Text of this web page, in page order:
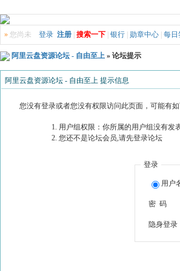
» 您尚未 登录 注册 搜索一下 银行 勋章中心 每日
阿里云盘资源论坛 - 自由至上 » 论坛提示
阿里云盘资源论坛 - 自由至上 提示信息
您没有登录或者您没有权限访问此页面，可能有
用户组权限：你所属的用户组没有发
您还不是论坛会员,请先登录论坛
登录
用户
密 码
隐身登录